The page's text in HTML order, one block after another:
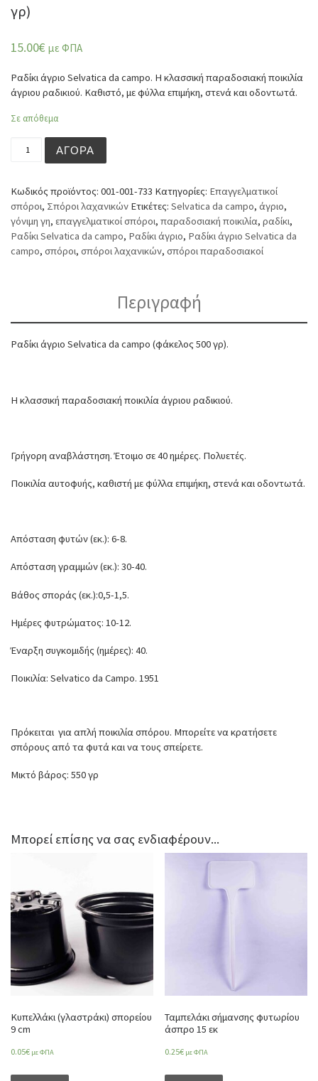
γρ)
15.00€ με ΦΠΑ
Ραδίκι άγριο Selvatica da campo. Η κλασσική παραδοσιακή ποικιλία
άγριου ραδικιού. Καθιστό, με φύλλα επιμήκη, στενά και οδοντωτά.
Σε απόθεμα
ΑΓΟΡΆ
Κωδικός προϊόντος: 001-001-733 Κατηγορίες: Επαγγελματικοί
σπόροι, Σπόροι λαχανικών Ετικέτες: Selvatica da campo, άγριο,
γόνιμη γη, επαγγελματικοί σπόροι, παραδοσιακή ποικιλία, ραδίκι,
Ραδίκι Selvatica da campo, Ραδίκι άγριο, Ραδίκι άγριο Selvatica da
campo, σπόροι, σπόροι λαχανικών, σπόροι παραδοσιακοί
Περιγραφή
Ραδίκι άγριο Selvatica da campo (φάκελος 500 γρ).
Η κλασσική παραδοσιακή ποικιλία άγριου ραδικιού.
Γρήγορη αναβλάστηση. Έτοιμο σε 40 ημέρες. Πολυετές.
Ποικιλία αυτοφυής, καθιστή με φύλλα επιμήκη, στενά και οδοντωτά.
Απόσταση φυτών (εκ.): 6-8.
Απόσταση γραμμών (εκ.): 30-40.
Βάθος σποράς (εκ.):0,5-1,5.
Ημέρες φυτρώματος: 10-12.
Έναρξη συγκομιδής (ημέρες): 40.
Ποικιλία: Selvatico da Campo. 1951
Πρόκειται για απλή ποικιλία σπόρου. Μπορείτε να κρατήσετε
σπόρους από τα φυτά και να τους σπείρετε.
Μικτό βάρος: 550 γρ
Μπορεί επίσης να σας ενδιαφέρουν...
Κυπελλάκι (γλαστράκι) σπορείου
9 cm
0.05€ με ΦΠΑ
Ταμπελάκι σήμανσης φυτωρίου
άσπρο 15 εκ
0.25€ με ΦΠΑ